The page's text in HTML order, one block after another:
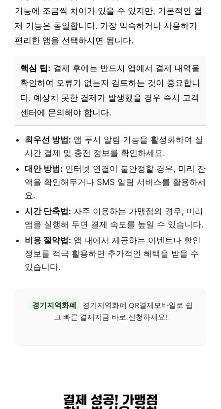
기능에 조금씩 차이가 있을 수 있지만, 기본적인 결
제 기능은 동일합니다. 가장 익숙하거나 사용하기
편리한 앱을 선택하시면 됩니다.
핵심 팁: 결제 후에는 반드시 앱에서 결제 내역을
확인하여 오류가 없는지 검토하는 것이 중요합니
다. 예상치 못한 결제가 발생했을 경우 즉시 고객
센터에 문의해야 합니다.
최우선 방법: 앱 푸시 알림 기능을 활성화하여 실
시간 결제 및 충전 정보를 확인하세요.
대안 방법: 인터넷 연결이 불안정할 경우, 미리 잔
액을 확인해두거나 SMS 알림 서비스를 활용하세
요.
시간 단축법: 자주 이용하는 가맹점의 경우, 미리
앱을 실행해 두면 결제 속도를 높일 수 있습니다.
비용 절약법: 앱 내에서 제공하는 이벤트나 할인
정보를 적극 활용하면 추가적인 혜택을 받을 수
있습니다.
경기지역화폐
경기지역화폐 QR결제모바일로 쉽
고 빠른 결제지금 바로 신청하세요!